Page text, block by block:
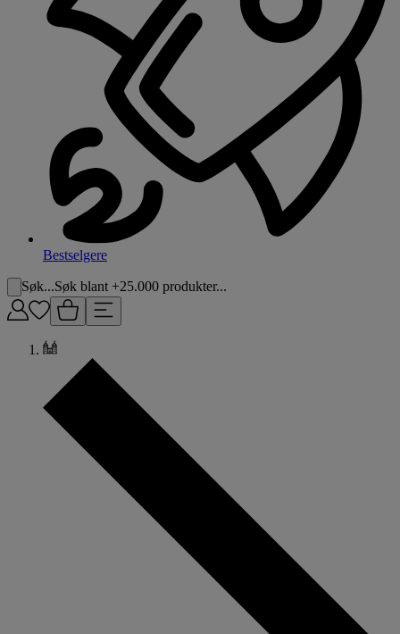
Bestselgere
Søk...Søk blant +25.000 produkter...